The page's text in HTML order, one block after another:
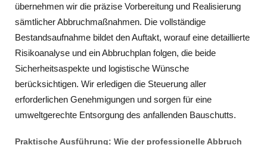
übernehmen wir die präzise Vorbereitung und Realisierung
sämtlicher Abbruchmaßnahmen. Die vollständige
Bestandsaufnahme bildet den Auftakt, worauf eine detaillierte
Risikoanalyse und ein Abbruchplan folgen, die beide
Sicherheitsaspekte und logistische Wünsche
berücksichtigen. Wir erledigen die Steuerung aller
erforderlichen Genehmigungen und sorgen für eine
umweltgerechte Entsorgung des anfallenden Bauschutts.
Praktische Ausführung: Wie der professionelle Abbruch